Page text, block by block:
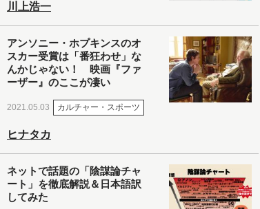
川上浩一
アンソニー・ホプキンスのオ
スカー受賞は「番狂わせ」な
んかじゃない！ 映画『ファ
ーザー』のここが凄い
2021.05.03 カルチャー・スポーツ
ヒナタカ
ネットで話題の「陰謀論チャ
ート」を徹底解説＆日本語訳
してみた